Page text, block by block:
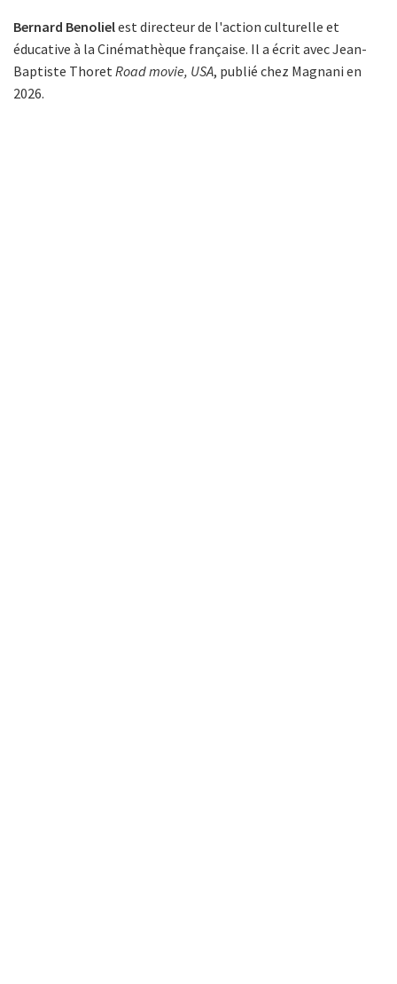
Bernard Benolielest directeur de l'action culturelle et
éducative à la Cinémathèque française. Il a écrit avec Jean-
Baptiste ThoretRoad movie, USA, publié chez Magnani en
2026.